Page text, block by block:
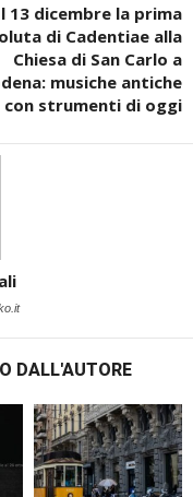
13 dicembre la prima
di Cadentiae alla
Chiesa di San Carlo a
musiche antiche
con strumenti di oggi
DALL'AUTORE